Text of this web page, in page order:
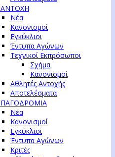
ΑΝΤΟΧΗ
Νέα
Κανονισμοί
Εγκύκλιοι
Έντυπα Αγώνων
Τεχνικοί Εκπρόσωποι
Σχήμα
Κανονισμοί
Αθλητές Αντοχής
Αποτελέσματα
ΠΑΓΟΔΡΟΜΙΑ
Νέα
Κανονισμοί
Εγκύκλιοι
Έντυπα Αγώνων
Κριτές